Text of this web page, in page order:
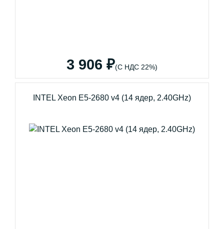
3 906 ₽(С НДС 22%)
INTEL Xeon E5-2680 v4 (14 ядер, 2.40GHz)